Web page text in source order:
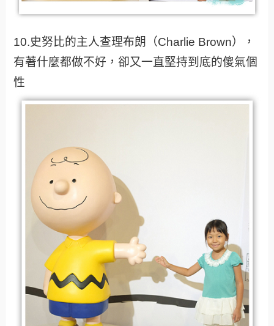
10.史努比的主人查理布朗（Charlie Brown），
有著什麼都做不好，卻又一直堅持到底的傻氣個
性